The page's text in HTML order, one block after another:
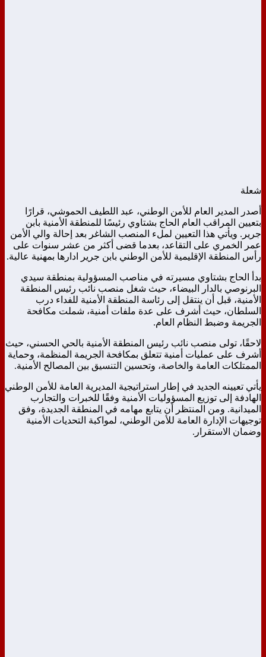
شعلة
أصدر المدير العام للأمن الوطني، عبد اللطيف الحموشي، قرارًا
بتعيين المراقب العام الحاج بشتاوي رئيسًا للمنطقة الأمنية بابن
جرير. ويأتي هذا التعيين لملء المنصب الشاغر بعد إحالة والي الأمن
عمر الخمري على التقاعد، بعدما قضى أكثر من عشر سنوات على
رأس المنطقة الإقليمية للأمن الوطني بابن جرير ادارها بمهنية عالية.
بدأ الحاج بشتاوي مسيرته في مناصب المسؤولية بمنطقة سيدي
البرنوصي بالدار البيضاء، حيث شغل منصب نائب رئيس المنطقة
الأمنية، قبل أن ينتقل إلى رئاسة المنطقة الأمنية للفداء درب
السلطان، حيث أشرف على عدة ملفات أمنية، شملت مكافحة
الجريمة وضبط النظام العام.
لاحقًا، تولى منصب نائب رئيس المنطقة الأمنية بالحي الحسني، حيث
أشرف على عمليات أمنية تتعلق بمكافحة الجريمة المنظمة، وحماية
الممتلكات العامة والخاصة، وتحسين التنسيق بين المصالح الأمنية.
يأتي تعيينه الجديد في إطار استراتيجية المديرية العامة للأمن الوطني
الهادفة إلى توزيع المسؤوليات الأمنية وفقًا للخبرات والتجارب
الميدانية. ومن المنتظر أن يتابع مهامه في المنطقة الجديدة، وفق
توجيهات الإدارة العامة للأمن الوطني، لمواكبة التحديات الأمنية
وضمان الاستقرار.